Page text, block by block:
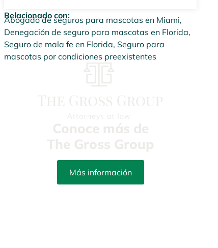
Relacionado con:
Abogado de seguros para mascotas en Miami,
Denegación de seguro para mascotas en Florida,
Seguro de mala fe en Florida, Seguro para
mascotas por condiciones preexistentes
Conoce más de
The Gross Group
Más información